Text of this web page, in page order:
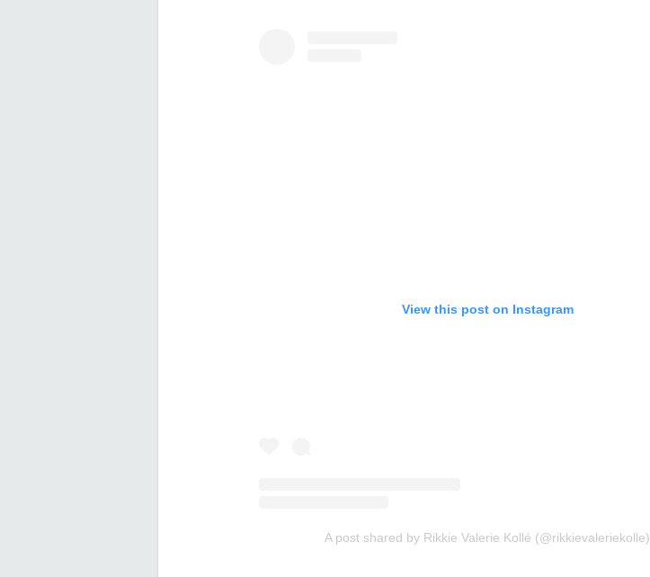
View this post on Instagram
A post shared by Rikkie Valerie Kollé (@rikkievaleriekolle)